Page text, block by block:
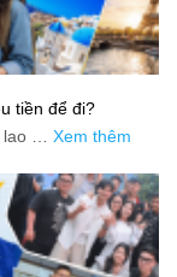
tiền để đi?
lao … Xem thêm